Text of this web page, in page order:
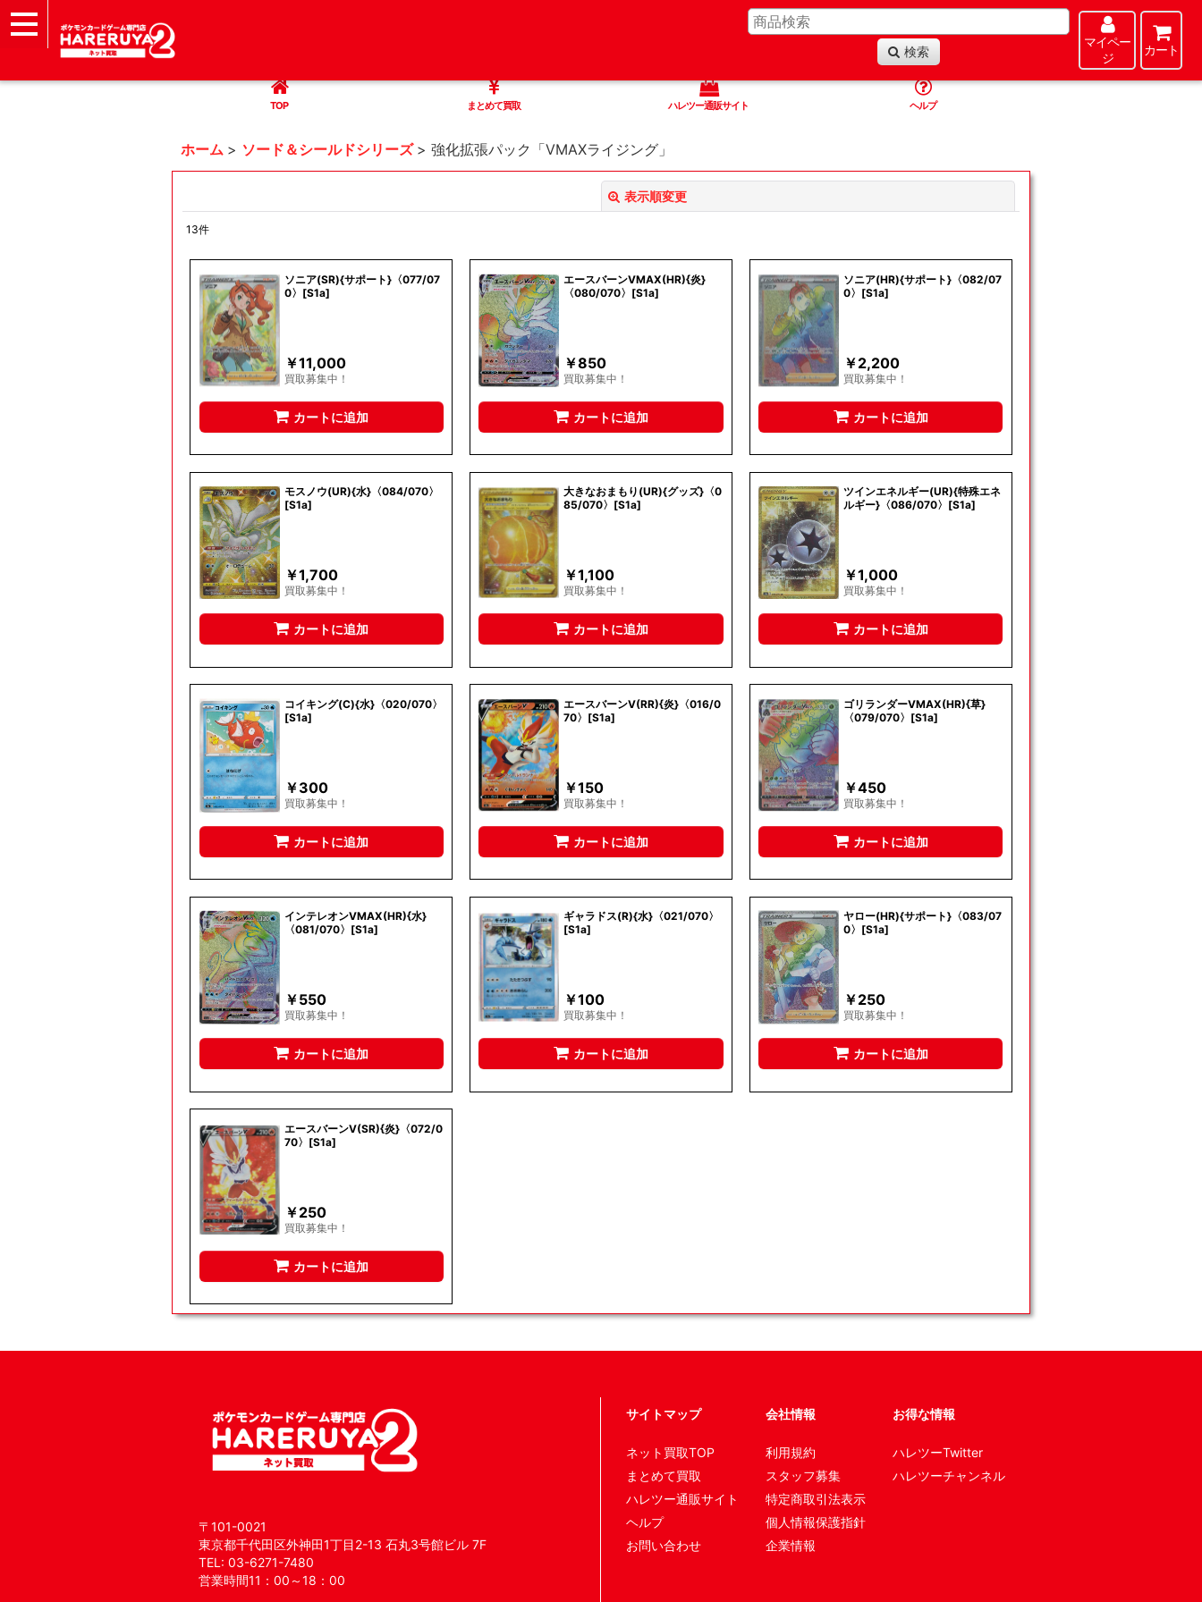
検索
マイペー
ジ
カート
TOP まとめて買取 ハレツー通販サイト ヘルプ
ホーム > ソード＆シールドシリーズ > 強化拡張パック「VMAXライジング」
表示順変更
並び順:
13件
ソニア(SR){サポート}〈077/07
0〉[S1a]
￥11,000
買取募集中！
カートに追加
エースバーンVMAX(HR){炎}
〈080/070〉[S1a]
￥850
買取募集中！
カートに追加
ソニア(HR){サポート}〈082/07
0〉[S1a]
￥2,200
買取募集中！
カートに追加
モスノウ(UR){水}〈084/070〉
[S1a]
￥1,700
買取募集中！
カートに追加
大きなおまもり(UR){グッズ}〈0
85/070〉[S1a]
￥1,100
買取募集中！
カートに追加
ツインエネルギー(UR){特殊エネ
ルギー}〈086/070〉[S1a]
￥1,000
買取募集中！
カートに追加
コイキング(C){水}〈020/070〉
[S1a]
￥300
買取募集中！
カートに追加
エースバーンV(RR){炎}〈016/0
70〉[S1a]
￥150
買取募集中！
カートに追加
ゴリランダーVMAX(HR){草}
〈079/070〉[S1a]
￥450
買取募集中！
カートに追加
インテレオンVMAX(HR){水}
〈081/070〉[S1a]
￥550
買取募集中！
カートに追加
ギャラドス(R){水}〈021/070〉
[S1a]
￥100
買取募集中！
カートに追加
ヤロー(HR){サポート}〈083/07
0〉[S1a]
￥250
買取募集中！
カートに追加
エースバーンV(SR){炎}〈072/0
70〉[S1a]
￥250
買取募集中！
カートに追加
〒101-0021
東京都千代田区外神田1丁目2-13 石丸3号館ビル 7F
TEL: 03-6271-7480
営業時間11：00～18：00
サイトマップ
ネット買取TOP
まとめて買取
ハレツー通販サイト
ヘルプ
お問い合わせ
会社情報
利用規約
スタッフ募集
特定商取引法表示
個人情報保護指針
企業情報
お得な情報
ハレツーTwitter
ハレツーチャンネル